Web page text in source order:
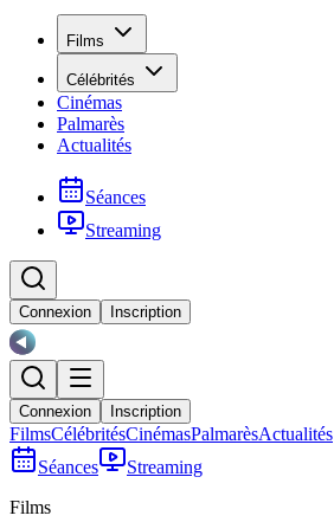
Films
Célébrités
Cinémas
Palmarès
Actualités
Séances
Streaming
Connexion Inscription
Connexion Inscription
FilmsCélébritésCinémasPalmarèsActualités
Séances
Streaming
Films